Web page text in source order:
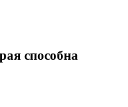
способна